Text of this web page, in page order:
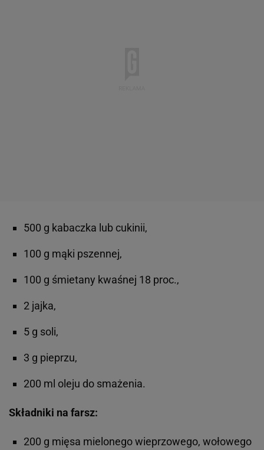
500 g kabaczka lub cukinii,
100 g mąki pszennej,
100 g śmietany kwaśnej 18 proc.,
2 jajka,
5 g soli,
3 g pieprzu,
200 ml oleju do smażenia.
Składniki na farsz:
200 g mięsa mielonego wieprzowego, wołowego